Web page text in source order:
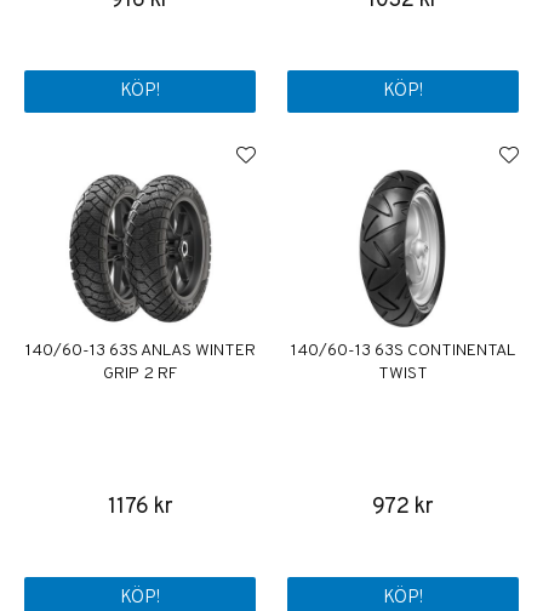
KÖP! KÖP!
140/60-13 63S ANLAS WINTER
GRIP 2 RF
1176 kr
KÖP!
140/60-13 63S CONTINENTAL
TWIST
972 kr
KÖP!